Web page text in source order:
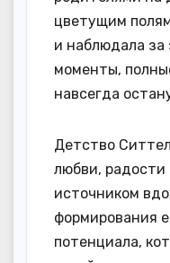
цветущим
и наблюдала
моменты,
навсегда
Детство
любви, радости
источником
формирования
потенциала,